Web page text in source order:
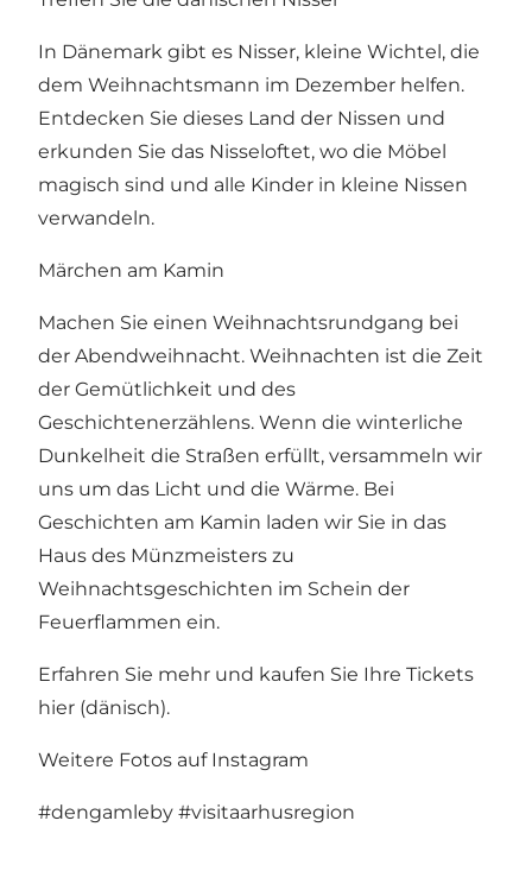
In Dänemark gibt es Nisser, kleine Wichtel, die
dem Weihnachtsmann im Dezember helfen.
Entdecken Sie dieses Land der Nissen und
erkunden Sie das Nisseloftet, wo die Möbel
magisch sind und alle Kinder in kleine Nissen
verwandeln.
Märchen am Kamin
Machen Sie einen Weihnachtsrundgang bei
der Abendweihnacht. Weihnachten ist die Zeit
der Gemütlichkeit und des
Geschichtenerzählens. Wenn die winterliche
Dunkelheit die Straßen erfüllt, versammeln wir
uns um das Licht und die Wärme. Bei
Geschichten am Kamin laden wir Sie in das
Haus des Münzmeisters zu
Weihnachtsgeschichten im Schein der
Feuerflammen ein.
Erfahren Sie mehr und kaufen Sie Ihre Tickets
hier (dänisch).
Weitere Fotos auf Instagram
#dengamleby #visitaarhusregion